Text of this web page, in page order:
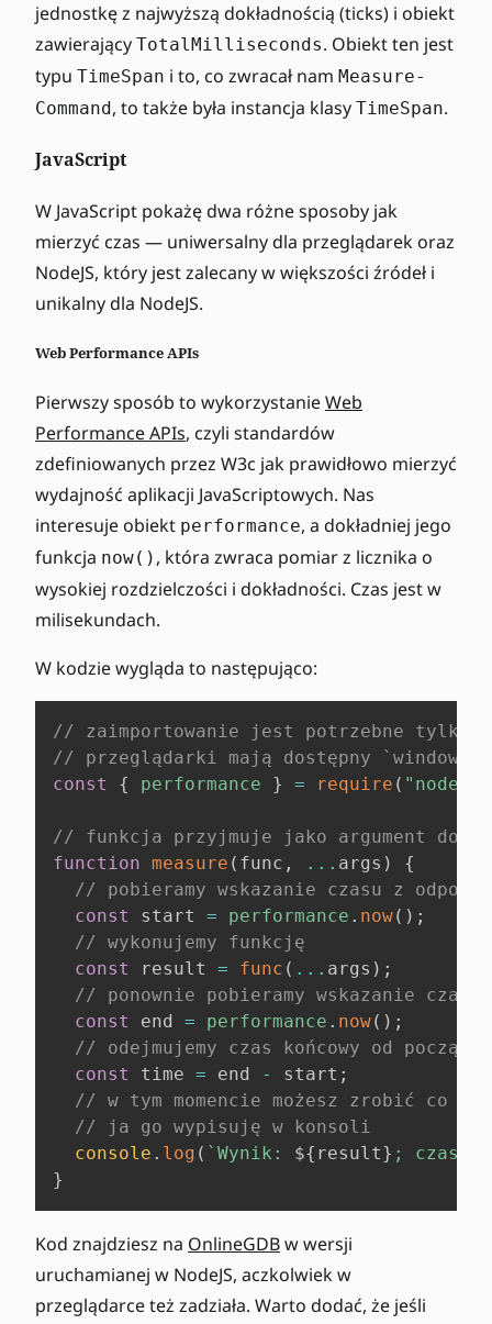
jednostkę z najwyższą dokładnością (ticks) i obiekt
zawierający TotalMilliseconds. Obiekt ten jest
typu TimeSpan i to, co zwracał nam Measure-
Command, to także była instancja klasy TimeSpan.
JavaScript
W JavaScript pokażę dwa różne sposoby jak
mierzyć czas — uniwersalny dla przeglądarek oraz
NodeJS, który jest zalecany w większości źródeł i
unikalny dla NodeJS.
Web Performance APIs
Pierwszy sposób to wykorzystanieWeb
Performance APIs, czyli standardów
zdefiniowanych przez W3c jak prawidłowo mierzyć
wydajność aplikacji JavaScriptowych. Nas
interesuje obiekt performance, a dokładniej jego
funkcja now() , która zwraca pomiar z licznika o
wysokiej rozdzielczości i dokładności. Czas jest w
milisekundach.
W kodzie wygląda to następująco:
// zaimportowanie jest potrzebne tylko
// przeglądarki mają dostępny
const
{ performance } = require (
// funkcja przyjmuje jako argument
function measure ( func , ... args )
{
// pobieramy wskazanie czasu z
const
start = performance . now( ) ;
// wykonujemy funkcję
const
result = func ( ... args ) ;
// ponownie pobieramy wskazanie czasu
const
end = performance . now( ) ;
// odejmujemy czas końcowy od
const
time = end - start ;
// w tym momencie możesz zrobić co
// ja go wypisuję w konsoli
console . log ( ` Wynik: ${ result} ; czas:
}
Kod znajdziesz na OnlineGDBw wersji
uruchamianej w NodeJS, aczkolwiek w
przeglądarce też zadziała. Warto dodać, że jeśli